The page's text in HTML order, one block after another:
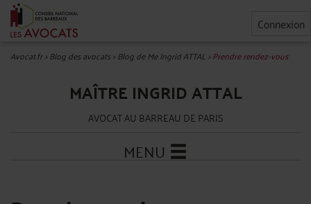
Connexion
Avocat.fr>Blog des avocats>Blog de Me Ingrid ATTAL>Prendre rendez-vous
MAÎTRE INGRID ATTAL
AVOCAT AU BARREAU DE PARIS
MENU